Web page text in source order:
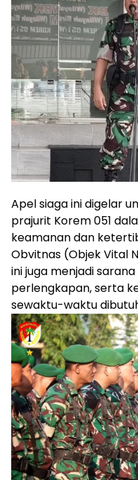
Apel siaga ini digelar
prajurit Korem 051
keamanan dan
Obvitnas (Objek Vital
ini juga menjadi
perlengkapan, serta
sewaktu-waktu